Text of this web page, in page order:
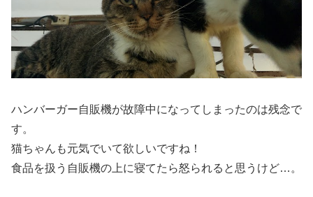
ハンバーガー自販機が故障中になってしまったのは残念で
す。
猫ちゃんも元気でいて欲しいですね！
食品を扱う自販機の上に寝てたら怒られると思うけど…。